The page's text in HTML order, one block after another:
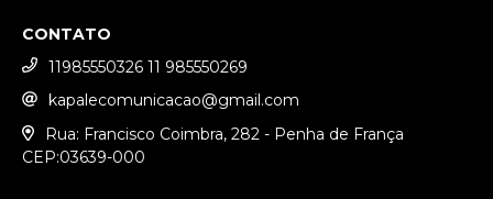
CONTATO
11985550326 11 985550269
kapalecomunicacao@gmail.com
Rua: Francisco Coimbra, 282 - Penha de França
CEP:03639-000